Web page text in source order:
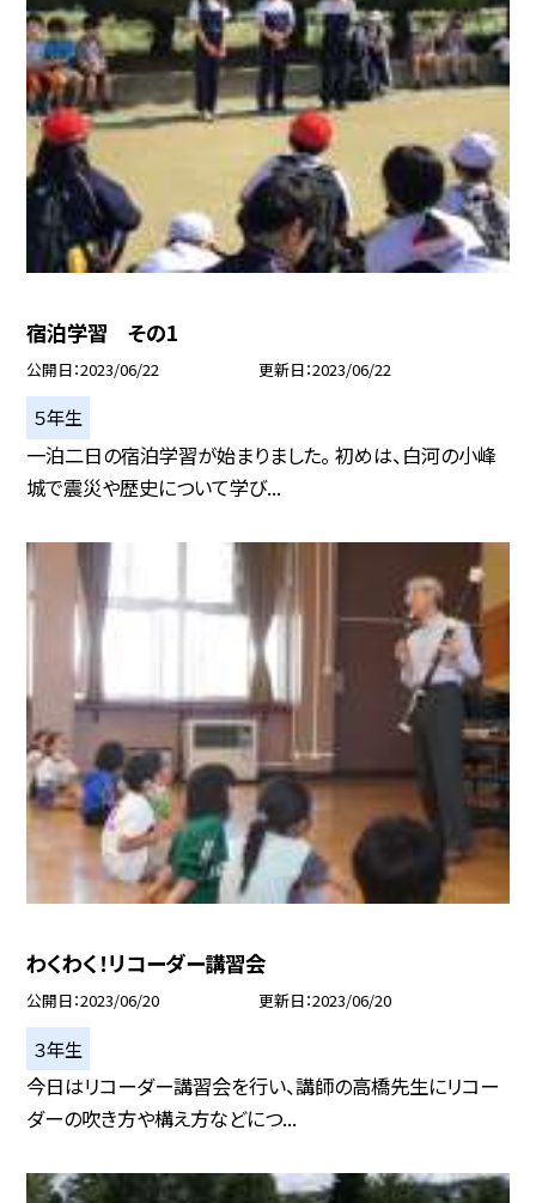
宿泊学習 その1
公開日 2023/06/22 更新日 2023/06/22
５年生
一泊二日の宿泊学習が始まりました。 初めは、白河の小峰
城で震災や歴史について学び...
わくわく！リコーダー講習会
公開日 2023/06/20 更新日 2023/06/20
３年生
今日はリコーダー講習会を行い、講師の高橋先生にリコー
ダーの吹き方や構え方などにつ...